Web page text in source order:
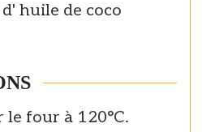
huile de coco
four à 120°C.